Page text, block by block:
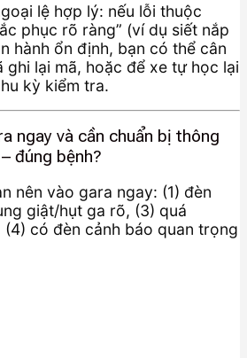
lệ hợp lý: nếu lỗi thuộc
phục rõ ràng” (ví dụ siết nắp
hành ổn định, bạn có thể cân
ghi lại mã, hoặc để xe tự học lại
kỳ kiểm tra.
ngay và cần chuẩn bị thông
đúng bệnh?
nên vào gara ngay: (1) đèn
giật/hụt ga rõ, (3) quá
có đèn cảnh báo quan trọng